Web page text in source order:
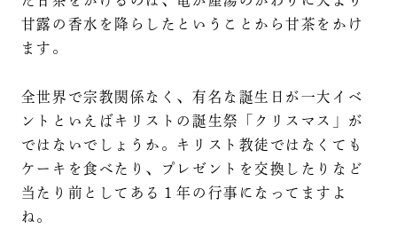
甘露の香水を降らしたということから甘茶をかけ
ます。
全世界で宗教関係なく、有名な誕生日が一大イベ
ントといえばキリストの誕生祭「クリスマス」が
ではないでしょうか。キリスト教徒ではなくても
ケーキを食べたり、プレゼントを交換したりなど
当たり前としてある１年の行事になってますよ
ね。